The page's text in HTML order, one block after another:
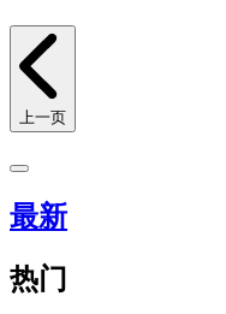
上一页
最新
热门